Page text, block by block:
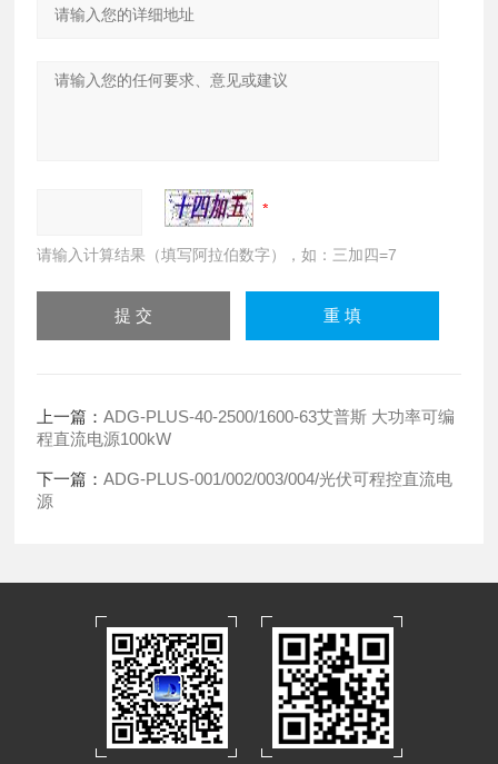
请输入计算结果（填写阿拉伯数字），如：三加四=7
上一篇：ADG-PLUS-40-2500/1600-63艾普斯 大功率可编
程直流电源100kW
下一篇：ADG-PLUS-001/002/003/004/光伏可程控直流电
源